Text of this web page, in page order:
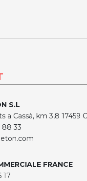
S.L
a Cassà, km 3,8 17459
88 33
FRANCE
17